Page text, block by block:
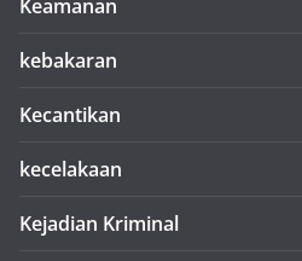
Keamanan
kebakaran
Kecantikan
kecelakaan
Kejadian Kriminal